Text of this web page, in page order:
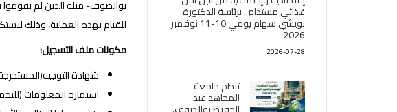
بوالصوف- ميلة الذين لم يقوموا
للقيام بهذه العملية، وذلك
شهادة
استمارة المعلومات (
غذائي مستدام . برئاسة الدكتورة
نويشي سهام يومي 10-11 نوفمبر
2026
2026-07-28
تنظم جامعة
المجاهد عبد